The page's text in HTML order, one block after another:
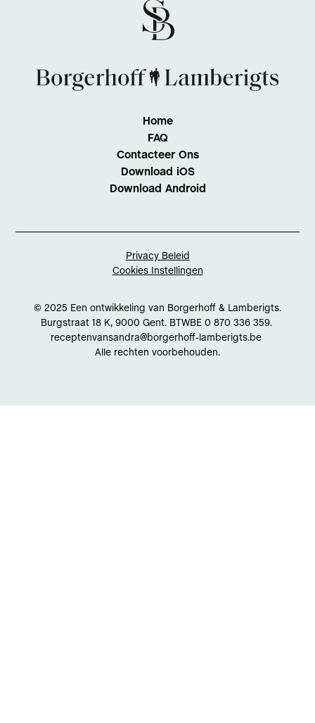
Home
FAQ
Contacteer Ons
Download iOS
Download Android
© 2025 Een ontwikkeling van Borgerhoff & Lamberigts.
Burgstraat 18 K, 9000 Gent. BTWBE 0 870 336 359.
receptenvansandra@borgerhoff-lamberigts.be
Alle rechten voorbehouden.
Privacy Beleid
Cookies Instellingen